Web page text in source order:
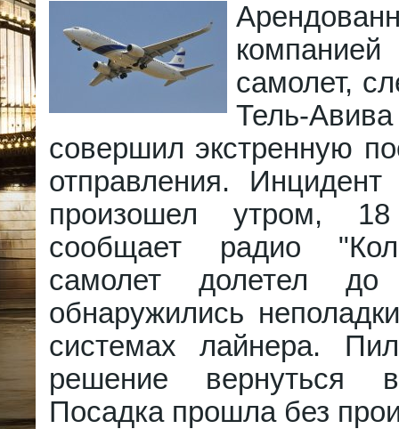
самолет,
Тель-
совершил экстренную
отправления.
произошел утром,
сообщает радио
самолет долетел
обнаружились
системах лайнера.
решение вернуться
Посадка прошла без